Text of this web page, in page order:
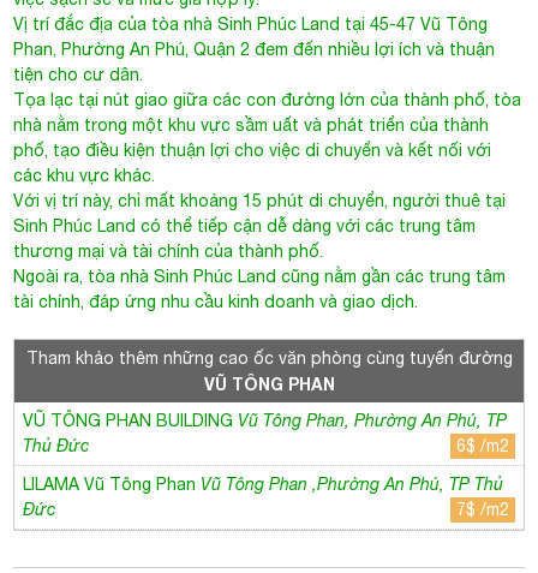
Vị trí đắc địa của tòa nhà Sinh Phúc Land tại 45-47Vũ Tông
Phan, Phường An Phú, Quận 2 đem đến nhiều lợi ích và thuận
tiện cho cư dân.
Tọa lạc tại nút giao giữa các con đường lớn của thành phố, tòa
nhà nằm trong một khu vực sầm uất và phát triển của thành
phố, tạo điều kiện thuận lợi cho việc di chuyển và kết nối với
các khu vực khác.
Với vị trí này, chỉ mất khoảng 15 phút di chuyển, người thuê tại
Sinh Phúc Land có thể tiếp cận dễ dàng với các trung tâm
thương mại và tài chính của thành phố.
Ngoài ra, tòa nhàSinh Phúc Landcũng nằm gần các trung tâm
tài chính, đáp ứng nhu cầu kinh doanh và giao dịch.
Tham khảo thêm những cao ốc văn phòng cùng tuyến đường
VŨ TÔNG PHAN
VŨ TÔNG PHAN BUILDING Vũ Tông Phan, Phường An Phú, TP
Thủ Đức
6$ /m2
LILAMA Vũ Tông Phan Vũ Tông Phan ,Phường An Phú, TP Thủ
Đức
7$ /m2